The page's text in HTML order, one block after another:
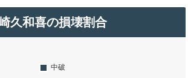
久和喜の損壊割合